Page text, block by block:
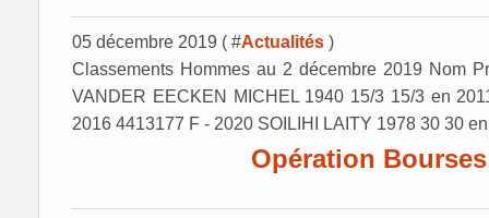
05 décembre 2019 ( #Actualités )
Classements Hommes au 2 décembre 2019 Nom
VANDER EECKEN MICHEL 1940 15/3 15/3 en
2016 4413177 F - 2020 SOILIHI LAITY 1978 30 30
Opération